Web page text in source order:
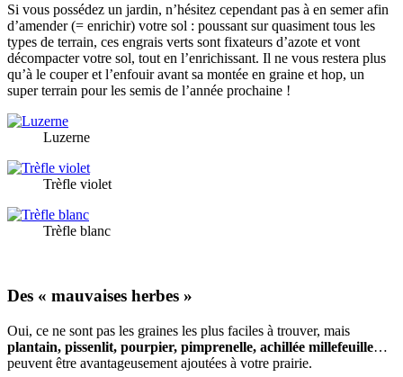
Si vous possédez un jardin, n’hésitez cependant pas à en semer afin
d’amender (= enrichir) votre sol : poussant sur quasiment tous les
types de terrain, ces engrais verts sont fixateurs d’azote et vont
décompacter votre sol, tout en l’enrichissant. Il ne vous restera plus
qu’à le couper et l’enfouir avant sa montée en graine et hop, un
super terrain pour les semis de l’année prochaine !
Luzerne
Trèfle violet
Trèfle blanc
Des « mauvaises herbes »
Oui, ce ne sont pas les graines les plus faciles à trouver, mais
plantain, pissenlit, pourpier, pimprenelle, achillée millefeuille…
peuvent être avantageusement ajoutées à votre prairie.